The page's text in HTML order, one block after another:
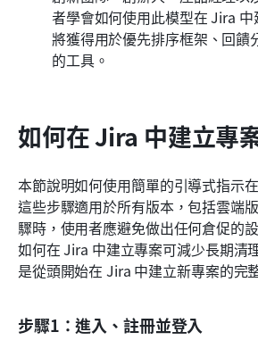
者學會如何使用此模型在 Jira
將獲得用於優先排序框架、回饋
的工具。
如何在 Jira 中建立專
本節說明如何使用簡單的引導式指示
這些步驟適用於所有版本，包括雲端
驟時，使用者應避免做出任何倉促的
如何在 Jira 中建立專案可減少長期清
是從頭開始在 Jira 中建立新專案的完
步驟1：進入、註冊並登入